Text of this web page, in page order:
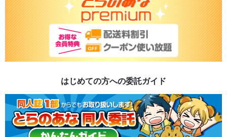
はじめての方への委託ガイド